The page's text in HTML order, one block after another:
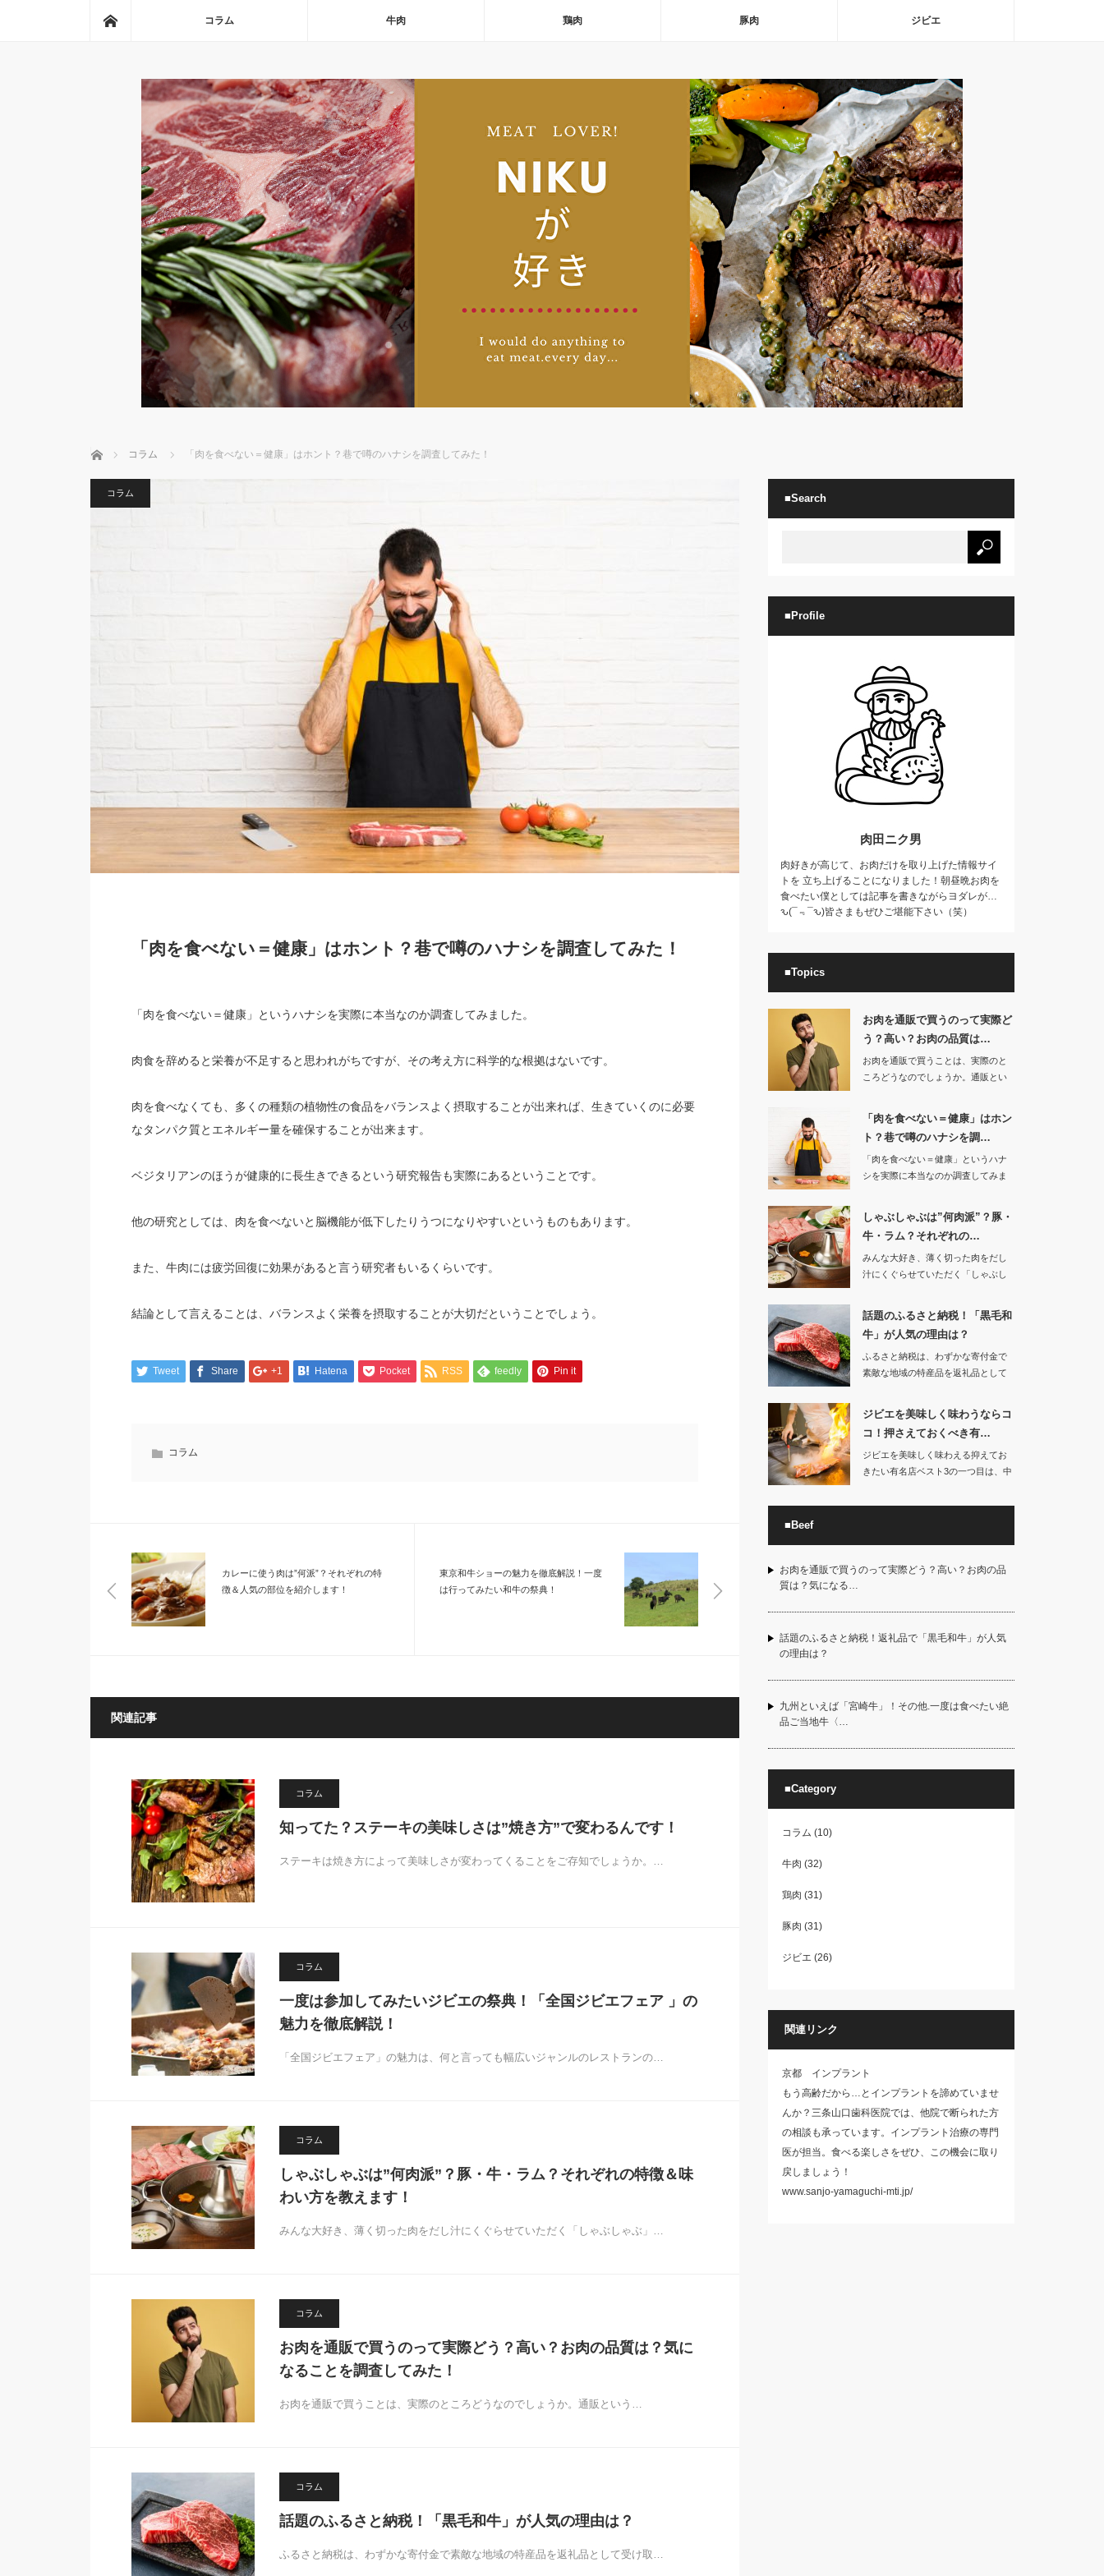
コラム 牛肉 鶏肉 豚肉 ジビエ
ホーム コラム 「肉を食べない＝健康」はホント？巷で噂のハナシを調査してみた！
コラム
「肉を食べない＝健康」はホント？巷で噂のハナシを調査してみた！
「肉を食べない＝健康」というハナシを実際に本当なのか調査してみました。
肉食を辞めると栄養が不足すると思われがちですが、その考え方に科学的な根拠はないです。
肉を食べなくても、多くの種類の植物性の食品をバランスよく摂取することが出来れば、生きていくのに必要
なタンパク質とエネルギー量を確保することが出来ます。
ベジタリアンのほうが健康的に長生きできるという研究報告も実際にあるということです。
他の研究としては、肉を食べないと脳機能が低下したりうつになりやすいというものもあります。
また、牛肉には疲労回復に効果があると言う研究者もいるくらいです。
結論として言えることは、バランスよく栄養を摂取することが大切だということでしょう。
Tweet Share +1 Hatena Pocket RSS feedly Pin it
コラム
カレーに使う肉は”何派”？それぞれの特
徴＆人気の部位を紹介します！
東京和牛ショーの魅力を徹底解説！一度
は行ってみたい和牛の祭典！
関連記事
コラム
知ってた？ステーキの美味しさは”焼き方”で変わるんです！
ステーキは焼き方によって美味しさが変わってくることをご存知でしょうか。…
コラム
一度は参加してみたいジビエの祭典！「全国ジビエフェア 」の
魅力を徹底解説！
「全国ジビエフェア」の魅力は、何と言っても幅広いジャンルのレストランの…
コラム
しゃぶしゃぶは”何肉派”？豚・牛・ラム？それぞれの特徴＆味
わい方を教えます！
みんな大好き、薄く切った肉をだし汁にくぐらせていただく「しゃぶしゃぶ」…
コラム
お肉を通販で買うのって実際どう？高い？お肉の品質は？気に
なることを調査してみた！
お肉を通販で買うことは、実際のところどうなのでしょうか。通販という…
コラム
話題のふるさと納税！「黒毛和牛」が人気の理由は？
ふるさと納税は、わずかな寄付金で素敵な地域の特産品を返礼品として受け取…
■Search
■Profile
肉田ニク男
肉好きが高じて、お肉だけを取り上げた情報サイ
トを 立ち上げることになりました！朝昼晩お肉を
食べたい僕としては記事を書きながらヨダレが…
ԅ(¯﹃¯ԅ)皆さまもぜひご堪能下さい（笑）
■Topics
お肉を通販で買うのって実際ど
う？高い？お肉の品質は…
お肉を通販で買うことは、実際のと
ころどうなのでしょうか。通販とい
「肉を食べない＝健康」はホン
ト？巷で噂のハナシを調…
「肉を食べない＝健康」というハナ
シを実際に本当なのか調査してみま
しゃぶしゃぶは”何肉派”？豚・
牛・ラム？それぞれの…
みんな大好き、薄く切った肉をだし
汁にくぐらせていただく「しゃぶし
話題のふるさと納税！「黒毛和
牛」が人気の理由は？
ふるさと納税は、わずかな寄付金で
素敵な地域の特産品を返礼品として
ジビエを美味しく味わうならコ
コ！押さえておくべき有…
ジビエを美味しく味わえる抑えてお
きたい有名店ベスト3の一つ目は、中
■Beef
お肉を通販で買うのって実際どう？高い？お肉の品
質は？気になる…
話題のふるさと納税！返礼品で「黒毛和牛」が人気
の理由は？
九州といえば「宮崎牛」！その他.一度は食べたい絶
品ご当地牛〈…
■Category
コラム (10)
牛肉 (32)
鶏肉 (31)
豚肉 (31)
ジビエ (26)
関連リンク
京都 インプラント
もう高齢だから…とインプラントを諦めていませ
んか？三条山口歯科医院では、他院で断られた方
の相談も承っています。インプラント治療の専門
医が担当。食べる楽しさをぜひ、この機会に取り
戻しましょう！
www.sanjo-yamaguchi-mti.jp/